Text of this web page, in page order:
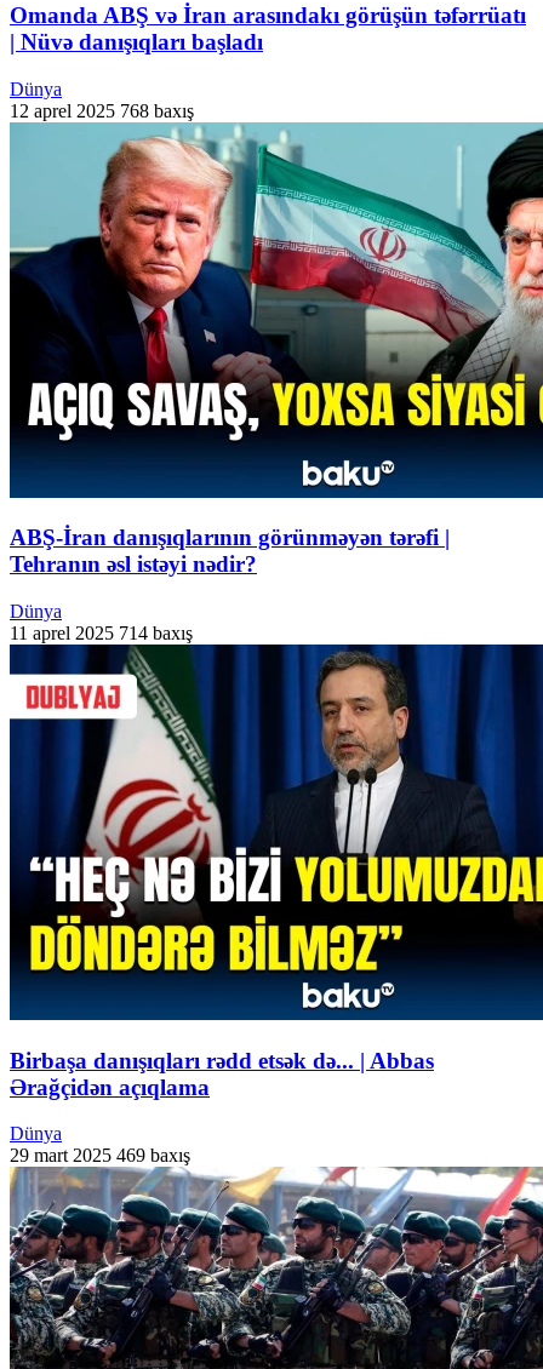
Omanda ABŞ və İran arasındakı görüşün təfərrüatı
| Nüvə danışıqları başladı
Dünya
12 aprel 2025 768 baxış
ABŞ-İran danışıqlarının görünməyən tərəfi |
Tehranın əsl istəyi nədir?
Dünya
11 aprel 2025 714 baxış
Birbaşa danışıqları rədd etsək də... | Abbas
Ərağçidən açıqlama
Dünya
29 mart 2025 469 baxış